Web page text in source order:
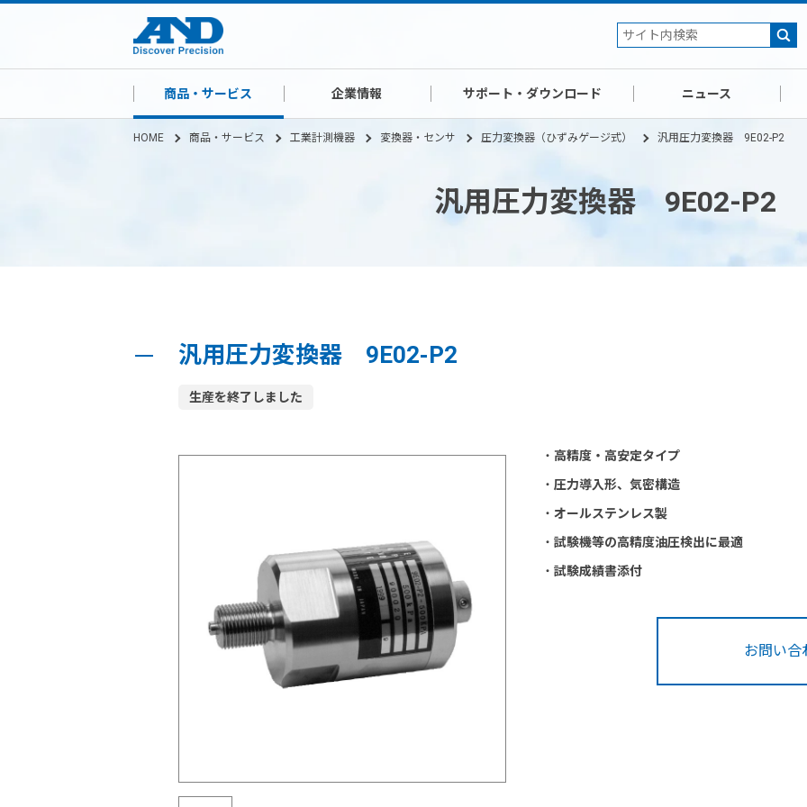
商品・サービス 企業情報 サポート・ダウンロード ニュース
HOME 商品・サービス 工業計測機器 変換器・センサ 圧力変換器（ひずみゲージ式） 汎用圧力変換器 9E02-P2
汎用圧力変換器 9E02-P2
汎用圧力変換器 9E02-P2
生産を終了しました
・ 高精度・高安定タイプ
・ 圧力導入形、気密構造
・ オールステンレス製
・ 試験機等の高精度油圧検出に最適
・ 試験成績書添付
お問い合